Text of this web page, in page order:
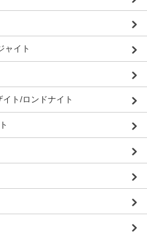
ャイト
ト/ロンドナイト